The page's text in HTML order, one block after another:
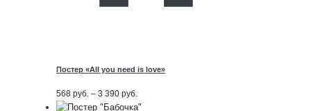
Постер «All you need is love»
568 руб. – 3 390 руб.
цен: